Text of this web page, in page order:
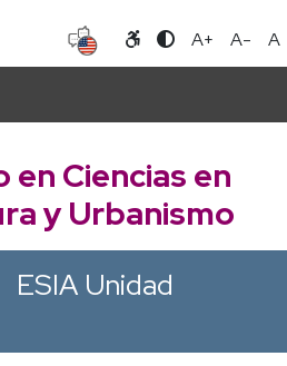
A+ A- A
Ciencias en
y Urbanismo
ESIA Unidad